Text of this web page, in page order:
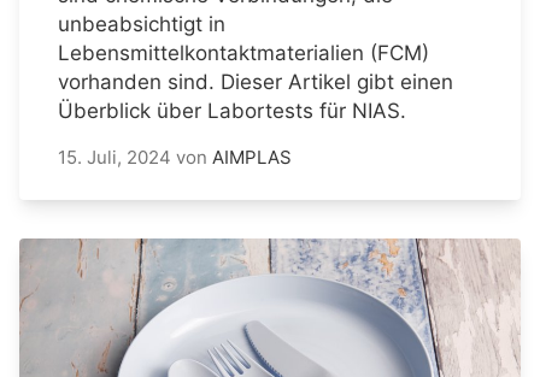
unbeabsichtigt in
Lebensmittelkontaktmaterialien (FCM)
vorhanden sind. Dieser Artikel gibt einen
Überblick über Labortests für NIAS.
15. Juli, 2024 von AIMPLAS